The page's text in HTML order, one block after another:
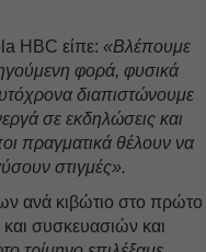
HBC είπε:«Βλέπουμε
φορά, φυσικά
διαπιστώνουμε
σε εκδηλώσεις και
πραγματικά θέλουν να
στιγμές».
ανά κιβώτιο στο πρώτο
συσκευασιών και